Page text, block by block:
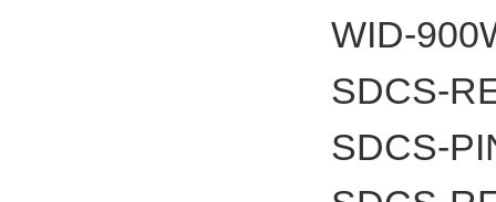
WID-
SDCS-
SDCS-